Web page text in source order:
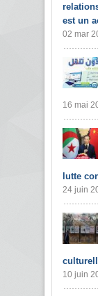
est un
02 mar
16 mai
lutte
24 juin
10 juin